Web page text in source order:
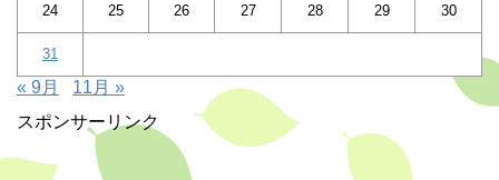
24 25 26 27 28 29 30
31
« 9月
11月 »
スポンサーリンク